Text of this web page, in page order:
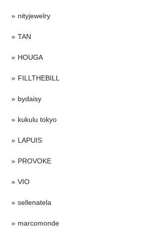
nityjewelry
TAN
HOUGA
FILLTHEBILL
bydaisy
kukulu tokyo
LAPUIS
PROVOKE
VIO
sellenatela
marcomonde